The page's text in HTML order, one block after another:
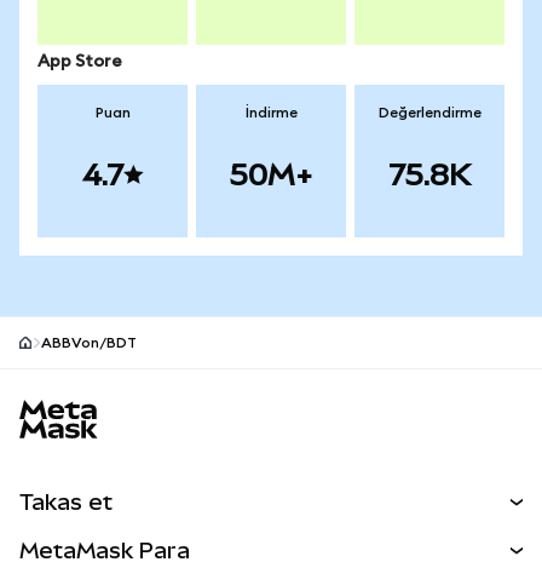
App Store
Puan
4.7
İndirme
50M+
Değerlendirme
75.8K
ABBVon/BDT
Takas et
MetaMask Para